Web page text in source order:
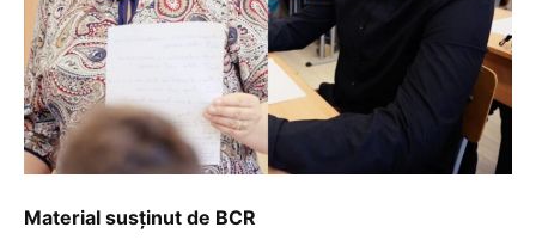
Material susținut de BCR